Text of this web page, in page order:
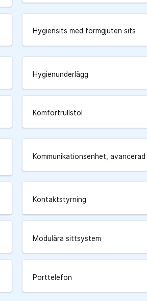
Hygiensits med formgjuten sits
Hygienunderlägg
Komfortrullstol
Kommunikationsenhet, avancerad
Kontaktstyrning
Modulära sittsystem
Porttelefon